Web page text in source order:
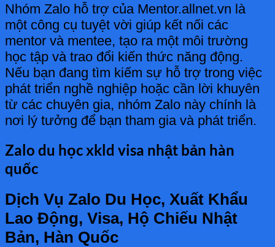
Nhóm Zalo hỗ trợ của Mentor.allnet.vn là
một công cụ tuyệt vời giúp kết nối các
mentor và mentee, tạo ra một môi trường
học tập và trao đổi kiến thức năng động.
Nếu bạn đang tìm kiếm sự hỗ trợ trong việc
phát triển nghề nghiệp hoặc cần lời khuyên
từ các chuyên gia, nhóm Zalo này chính là
nơi lý tưởng để bạn tham gia và phát triển.
Zalo du học xkld visa nhật bản hàn
quốc
Dịch Vụ Zalo Du Học, Xuất Khẩu
Lao Động, Visa, Hộ Chiếu Nhật
Bản, Hàn Quốc